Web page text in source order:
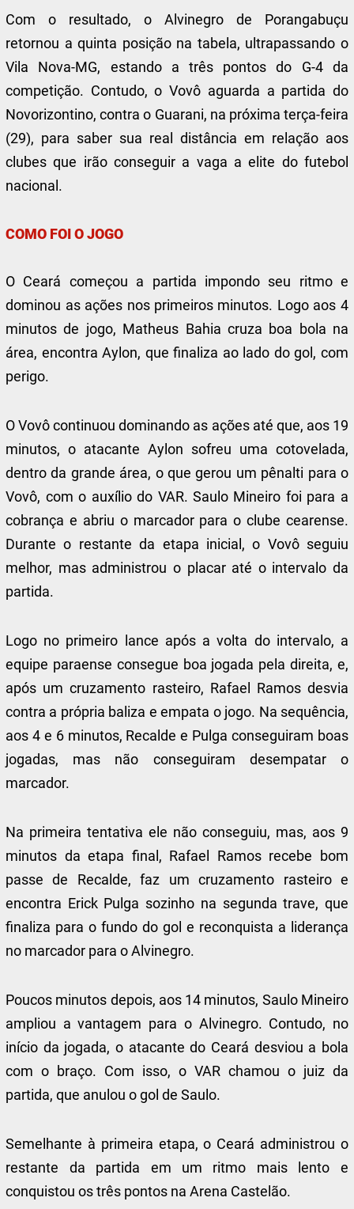
Com o resultado, o Alvinegro de Porangabuçu
retornou a quinta posição na tabela, ultrapassando o
Vila Nova-MG, estando a três pontos do G-4 da
competição. Contudo, o Vovô aguarda a partida do
Novorizontino, contra o Guarani, na próxima terça-feira
(29), para saber sua real distância em relação aos
clubes que irão conseguir a vaga a elite do futebol
nacional.
COMO FOI O JOGO
O Ceará começou a partida impondo seu ritmo e
dominou as ações nos primeiros minutos. Logo aos 4
minutos de jogo, Matheus Bahia cruza boa bola na
área, encontra Aylon, que finaliza ao lado do gol, com
perigo.
O Vovô continuou dominando as ações até que, aos 19
minutos, o atacante Aylon sofreu uma cotovelada,
dentro da grande área, o que gerou um pênalti para o
Vovô, com o auxílio do VAR. Saulo Mineiro foi para a
cobrança e abriu o marcador para o clube cearense.
Durante o restante da etapa inicial, o Vovô seguiu
melhor, mas administrou o placar até o intervalo da
partida.
Logo no primeiro lance após a volta do intervalo, a
equipe paraense consegue boa jogada pela direita, e,
após um cruzamento rasteiro, Rafael Ramos desvia
contra a própria baliza e empata o jogo. Na sequência,
aos 4 e 6 minutos, Recalde e Pulga conseguiram boas
jogadas, mas não conseguiram desempatar o
marcador.
Na primeira tentativa ele não conseguiu, mas, aos 9
minutos da etapa final, Rafael Ramos recebe bom
passe de Recalde, faz um cruzamento rasteiro e
encontra Erick Pulga sozinho na segunda trave, que
finaliza para o fundo do gol e reconquista a liderança
no marcador para o Alvinegro.
Poucos minutos depois, aos 14 minutos, Saulo Mineiro
ampliou a vantagem para o Alvinegro. Contudo, no
início da jogada, o atacante do Ceará desviou a bola
com o braço. Com isso, o VAR chamou o juiz da
partida, que anulou o gol de Saulo.
Semelhante à primeira etapa, o Ceará administrou o
restante da partida em um ritmo mais lento e
conquistou os três pontos na Arena Castelão.